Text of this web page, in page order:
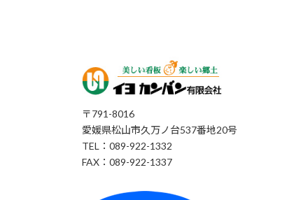
〒791-8016
愛媛県松山市久万ノ台537番地20号
TEL：089-922-1332
FAX：089-922-1337